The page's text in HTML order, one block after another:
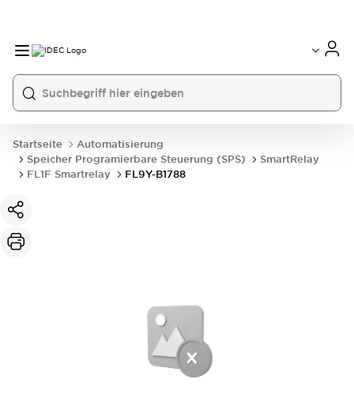
Startseite
Automatisierung
Speicher Programierbare Steuerung (SPS)
SmartRelay
FL1F Smartrelay
FL9Y-B1788